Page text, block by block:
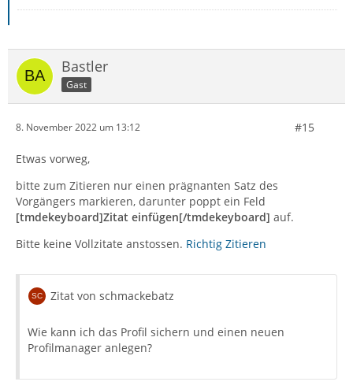
Bastler
Gast
8. November 2022 um 13:12 #15
Etwas vorweg,
bitte zum Zitieren nur einen prägnanten Satz des
Vorgängers markieren, darunter poppt ein Feld
[tmdekeyboard]Zitat einfügen[/tmdekeyboard] auf.
Bitte keine Vollzitate anstossen. Richtig Zitieren
Zitat von schmackebatz
Wie kann ich das Profil sichern und einen neuen
Profilmanager anlegen?